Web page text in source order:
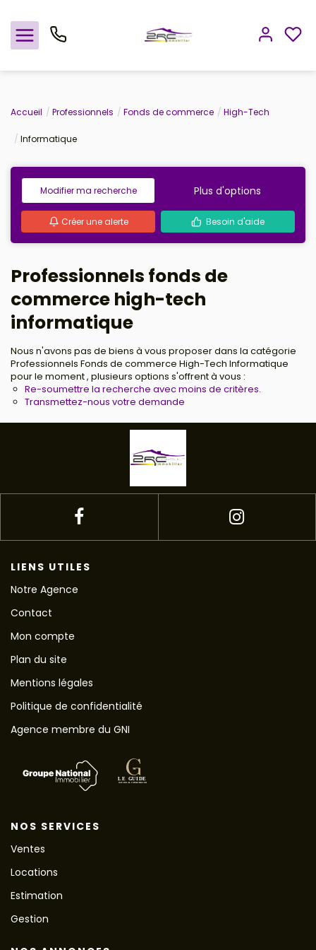
Nos offres
Notre agence
Rejoindre le groupement
Avis clients
Avis clients
Accueil Professionnels Fonds de commerce High-Tech
Informatique
Modifier ma recherche Plus d'options
Créer une alerte Besoin d'aide
Professionnels fonds de
commerce high-tech
informatique
Nous n'avons pas de biens à vous proposer dans la catégorie
Professionnels Fonds de commerce High-Tech Informatique
pour le moment , plusieurs options s'offrent à vous :
Re-soumettre la recherche avec moins de critères.
Transmettez-nous votre demande
LIENS UTILES
Notre Agence
Contact
Mon compte
Plan du site
Mentions légales
Politique de confidentialité
Agence membre du GNI
NOS SERVICES
Ventes
Locations
Estimation
Gestion